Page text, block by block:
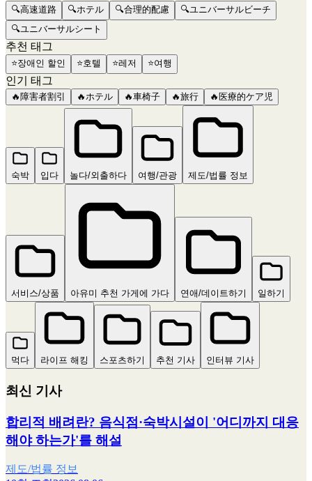
🔍高速道路 🔍ホテル 🔍合理的配慮 🔍ユニバーサルビーチ
🔍ユニバーサルシート
추천 태그
⭐장애인 할인 ⭐호텔 ⭐레저 ⭐여행
인기 태그
🔥 障害者割引 🔥ホテル 🔥車椅子 🔥旅行 🔥 医療的ケア児
숙박 입다 놀다/외출하다 여행/관광 제도/법률 정보
서비스/상품 아유미 추천 가게에 가다 연애/데이트하기 일하기
먹다 라이프 해킹 스포츠하기 추천 기사 인터뷰 기사
최신 기사
합리적 배려란? 음식점·숙박시설이 '어디까지 대응
해야 하는가'를 해설
제도/법률 정보